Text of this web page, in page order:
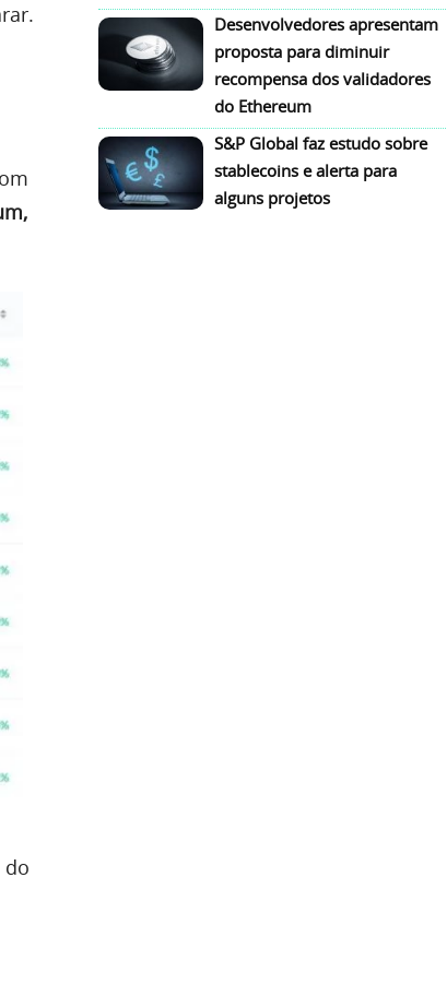
do
Desenvolvedores apresentam
proposta para diminuir
recompensa dos validadores
do Ethereum
S&P Global faz estudo sobre
stablecoins e alerta para
alguns projetos